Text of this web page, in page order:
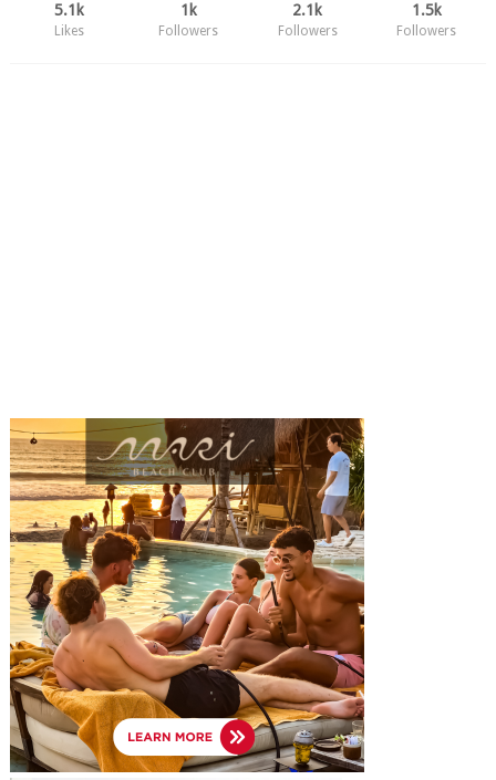
5.1k
Likes
1k
Followers
2.1k
Followers
1.5k
Followers